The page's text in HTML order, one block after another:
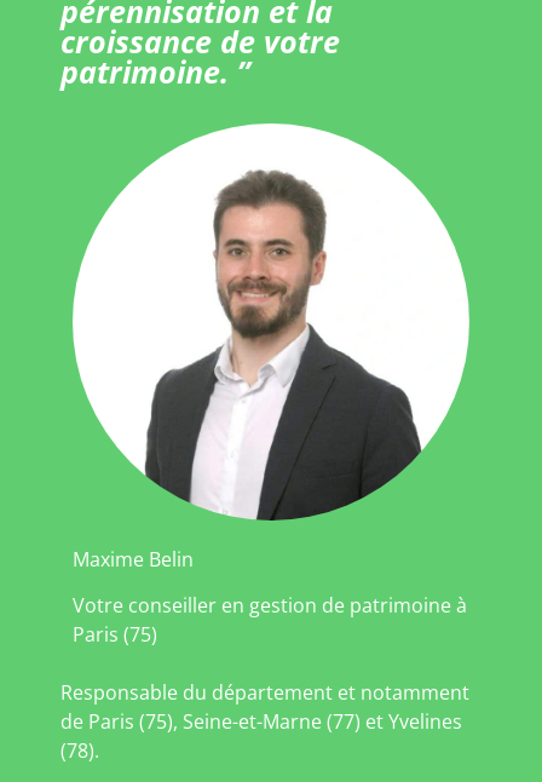
pérennisation et la
croissance de votre
patrimoine. ”
Maxime Belin
Votre conseiller en gestion de patrimoine à
Paris (75)
Responsable du département et notamment
de Paris (75), Seine-et-Marne (77) et Yvelines
(78).